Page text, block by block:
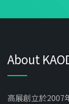
About
高展創立於2007